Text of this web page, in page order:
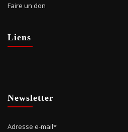
Faire un don
Liens
Newsletter
Adresse e-mail*